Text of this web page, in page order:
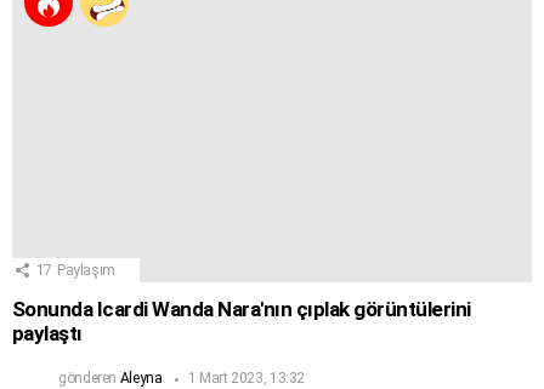
17 Paylaşım
Sonunda Icardi Wanda Nara'nın çıplak görüntülerini
paylaştı
gönderen Aleyna 1 Mart 2023, 13:32